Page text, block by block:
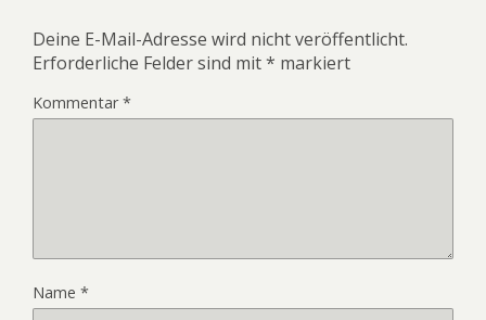
Deine E-Mail-Adresse wird nicht veröffentlicht.
Erforderliche Felder sind mit* markiert
Kommentar*
Name *